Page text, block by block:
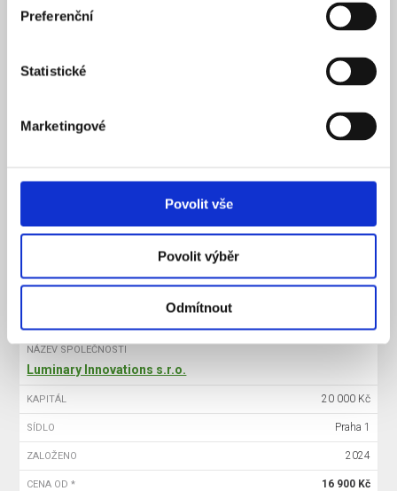
Preferenční
Statistické
Marketingové
Povolit vše
Povolit výběr
Odmítnout
ZALOŽENO 2025
NÁZEV SPOLEČNOSTI
ZALOŽENO 2025
NÁZEV SPOLEČNOSTI
Luminary Innovations s.r.o.
KAPITÁL 20 000 Kč
SÍDLO Praha 1
ZALOŽENO 2024
CENA OD * 16 900 Kč